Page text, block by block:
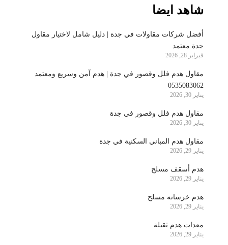
شاهد ايضا
أفضل شركات مقاولات في جدة | دليل شامل لاختيار مقاول
جدة معتمد
فبراير 28, 2026
مقاول هدم فلل وقصور في جدة | هدم آمن وسريع ومعتمد
0535083062
يناير 30, 2026
مقاول هدم فلل وقصور في جدة
يناير 30, 2026
مقاول هدم المباني السكنية في جدة
يناير 29, 2026
هدم أسقف مسلح
يناير 29, 2026
هدم خرسانة مسلح
يناير 29, 2026
معدات هدم ثقيلة
يناير 29, 2026